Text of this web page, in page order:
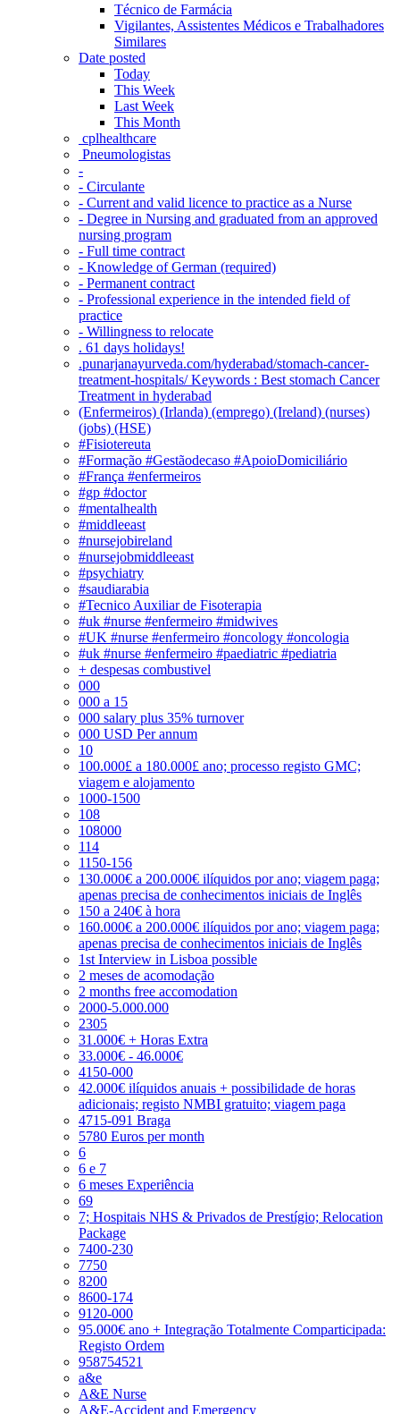
Técnico de Farmácia
Vigilantes, Assistentes Médicos e Trabalhadores
Similares
Date posted
Today
This Week
Last Week
This Month
‎ cplhealthcare‬
Pneumologistas
-
- Circulante
- Current and valid licence to practice as a Nurse
- Degree in Nursing and graduated from an approved
nursing program
- Full time contract
- Knowledge of German (required)
- Permanent contract
- Professional experience in the intended field of
practice
- Willingness to relocate
. 61 days holidays!
.punarjanayurveda.com/hyderabad/stomach-cancer-
treatment-hospitals/ Keywords : Best stomach Cancer
Treatment in hyderabad
(Enfermeiros) (Irlanda) (emprego) (Ireland) (nurses)
(jobs) (HSE)
#Fisiotereuta
#Formação #Gestãodecaso #ApoioDomiciliário
#França #enfermeiros
#gp #doctor
#mentalhealth
#middleeast
#nursejobireland
#nursejobmiddleeast
#psychiatry
#saudiarabia
#Tecnico Auxiliar de Fisoterapia
#uk #nurse #enfermeiro #midwives
#UK #nurse #enfermeiro #oncology #oncologia
#uk #nurse #enfermeiro #paediatric #pediatria
+ despesas combustivel
000
000 a 15
000 salary plus 35% turnover
000 USD Per annum
10
100.000£ a 180.000£ ano; processo registo GMC;
viagem e alojamento
1000-1500
108
108000
114
1150-156
130.000€ a 200.000€ ilíquidos por ano; viagem paga;
apenas precisa de conhecimentos iniciais de Inglês
150 a 240€ à hora
160.000€ a 200.000€ ilíquidos por ano; viagem paga;
apenas precisa de conhecimentos iniciais de Inglês
1st Interview in Lisboa possible
2 meses de acomodação
2 months free accomodation
2000-5.000.000
2305
31.000€ + Horas Extra
33.000€ - 46.000€
4150-000
42.000€ ilíquidos anuais + possibilidade de horas
adicionais; registo NMBI gratuito; viagem paga
4715-091 Braga
5780 Euros per month
6
6 e 7
6 meses Experiência
69
7; Hospitais NHS & Privados de Prestígio; Relocation
Package
7400-230
7750
8200
8600-174
9120-000
95.000€ ano + Integração Totalmente Comparticipada:
Registo Ordem
958754521
a&e
A&E Nurse
A&E-Accident and Emergency